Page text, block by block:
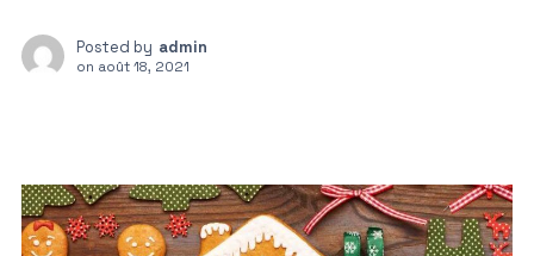
Posted by admin
on août 18, 2021